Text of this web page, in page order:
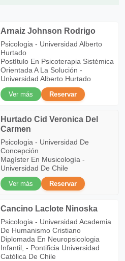
Arnaiz Johnson Rodrigo
Psicologia - Universidad Alberto
Hurtado
Postítulo En Psicoterapia Sistémica
Orientada A La Solución -
Universidad Alberto Hurtado
Ver más
Reservar
Hurtado Cid Veronica Del
Carmen
Psicologia - Universidad De
Concepción
Magíster En Musicología -
Universidad De Chile
Ver más
Reservar
Cancino Laclote Ninoska
Psicologia - Universidad Academia
De Humanismo Cristiano
Diplomada En Neuropsicologia
Infantil, - Pontificia Universidad
Católica De Chile